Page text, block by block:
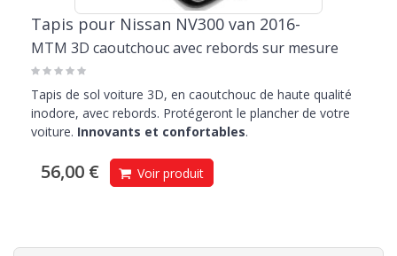
Tapis pour Nissan NV300 van 2016-
MTM 3D caoutchouc avec rebords sur mesure
Tapis de sol voiture 3D, en caoutchouc de haute qualité
inodore, avec rebords. Protégeront le plancher de votre
voiture. Innovants et confortables.
56,00 € Voir produit